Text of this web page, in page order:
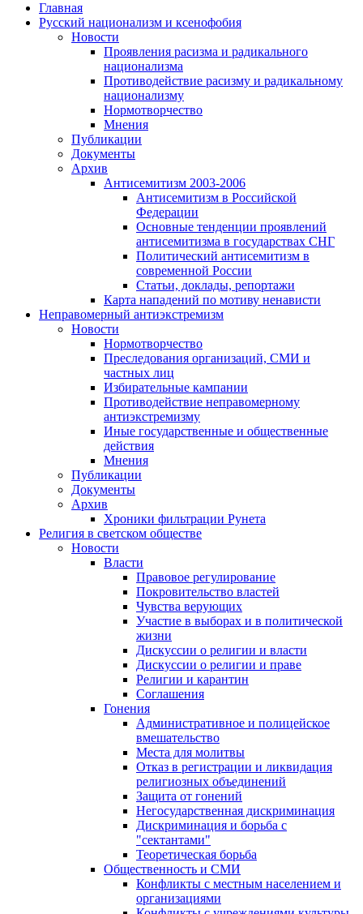
Главная
Русский национализм и ксенофобия
Новости
Проявления расизма и радикального
национализма
Противодействие расизму и радикальному
национализму
Нормотворчество
Мнения
Публикации
Документы
Архив
Антисемитизм 2003-2006
Антисемитизм в Российской
Федерации
Основные тенденции проявлений
антисемитизма в государствах СНГ
Политический антисемитизм в
современной России
Статьи, доклады, репортажи
Карта нападений по мотиву ненависти
Неправомерный антиэкстремизм
Новости
Нормотворчество
Преследования организаций, СМИ и
частных лиц
Избирательные кампании
Противодействие неправомерному
антиэкстремизму
Иные государственные и общественные
действия
Мнения
Публикации
Документы
Архив
Хроники фильтрации Рунета
Религия в светском обществе
Новости
Власти
Правовое регулирование
Покровительство властей
Чувства верующих
Участие в выборах и в политической
жизни
Дискуссии о религии и власти
Дискуссии о религии и праве
Религии и карантин
Соглашения
Гонения
Административное и полицейское
вмешательство
Места для молитвы
Отказ в регистрации и ликвидация
религиозных объединений
Защита от гонений
Негосударственная дискриминация
Дискриминация и борьба с
"сектантами"
Теоретическая борьба
Общественность и СМИ
Конфликты с местным населением и
организациями